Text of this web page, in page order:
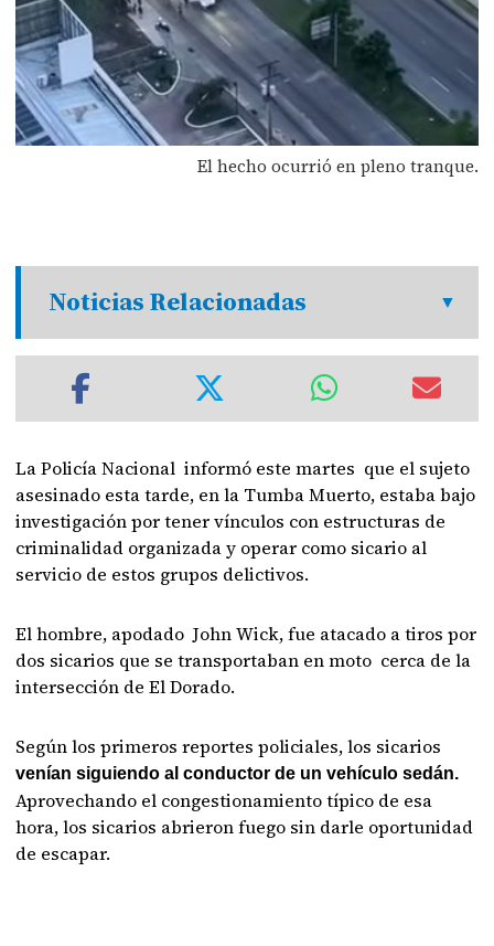
El hecho ocurrió en pleno tranque.
Noticias Relacionadas
La Policía Nacional informó este martes que el sujeto
asesinado esta tarde, en la Tumba Muerto, estaba bajo
investigación por tener vínculos con estructuras de
criminalidad organizada y operar como sicario al
servicio de estos grupos delictivos.
El hombre, apodado John Wick, fue atacado a tiros por
dos sicarios que se transportaban en moto cerca de la
intersección de El Dorado.
Según los primeros reportes policiales, los sicarios
venían siguiendo al conductor de un vehículo sedán.
Aprovechando el congestionamiento típico de esa
hora, los sicarios abrieron fuego sin darle oportunidad
de escapar.